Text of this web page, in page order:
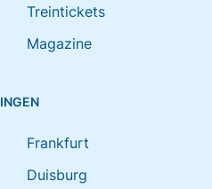
Treintickets
Magazine
Frankfurt
Duisburg